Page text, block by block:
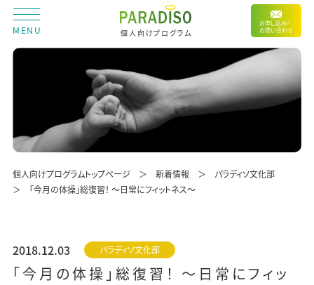
MENU 個人向けプログラム
お申し込み・
お問い合わせ
個人向けプログラムトップページ 新着情報
パラディソ文化部
「今月の体操」総復習！ ～日常にフィットネス～
2018.12.03 パラディソ文化部
「今月の体操」総復習！ ～日常にフィッ